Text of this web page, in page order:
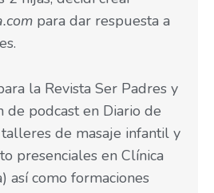
para dar respuesta a
la Revista Ser Padres y
de podcast en Diario de
de masaje infantil y
presenciales en Clínica
así como formaciones